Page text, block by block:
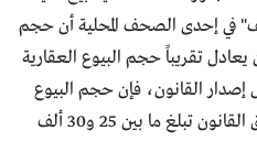
في إحدى الصحف المحلية أن حجم
يعادل تقريباً حجم البيوع العقارية
القانون، فإن حجم البيوع
العقارية التي كانت تتم قبل تطبيق القانون تبلغ ما بين 25 و30 ألف